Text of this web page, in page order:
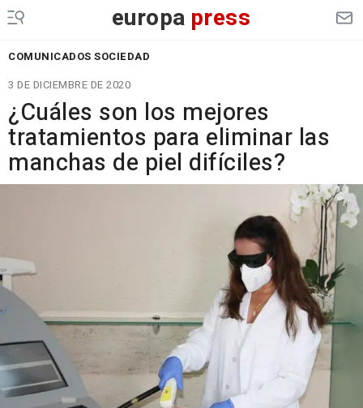
europa press
COMUNICADOS SOCIEDAD
3 DE DICIEMBRE DE 2020
¿Cuáles son los mejores
tratamientos para eliminar las
manchas de piel difíciles?